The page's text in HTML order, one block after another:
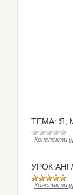
ТЕМА: Я,
Конспекти
УРОК
Конспекти